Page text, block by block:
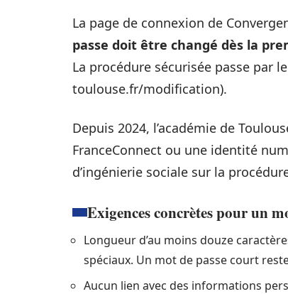
La page de connexion de
passe doit être changé dès la
La procédure sécurisée passe par
toulouse.fr/modification).
Depuis 2024, l’académie de
FranceConnect ou une identité
d’ingénierie sociale sur la
Exigences concrètes pour un
Longueur d’au moins douze
spéciaux. Un mot de passe court
Aucun lien avec des informations